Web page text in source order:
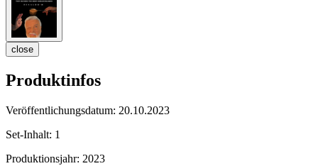
close
Produktinfos
Veröffentlichungsdatum: 20.10.2023
Set-Inhalt: 1
Produktionsjahr: 2023